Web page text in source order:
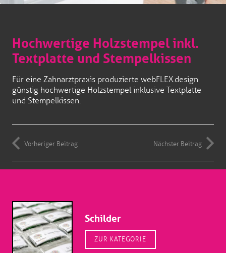
Hochwertige Holzstempel inkl.
Textplatte und Stempelkissen
Für eine Zahnarztpraxis produzierte webFLEX.design
günstig hochwertige Holzstempel inklusive Textplatte
und Stempelkissen.
Vorheriger Beitrag Nächster Beitrag
Schilder
ZUR KATEGORIE